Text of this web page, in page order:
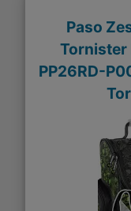
Paso
Tornister
PP26RD-